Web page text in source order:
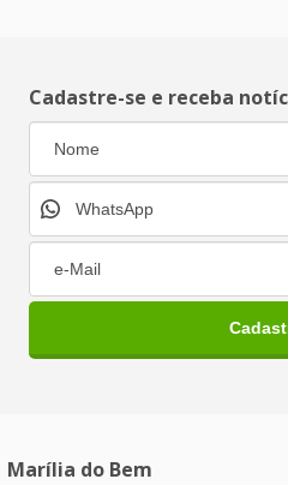
Cadastre-se e receba
Marília do Bem